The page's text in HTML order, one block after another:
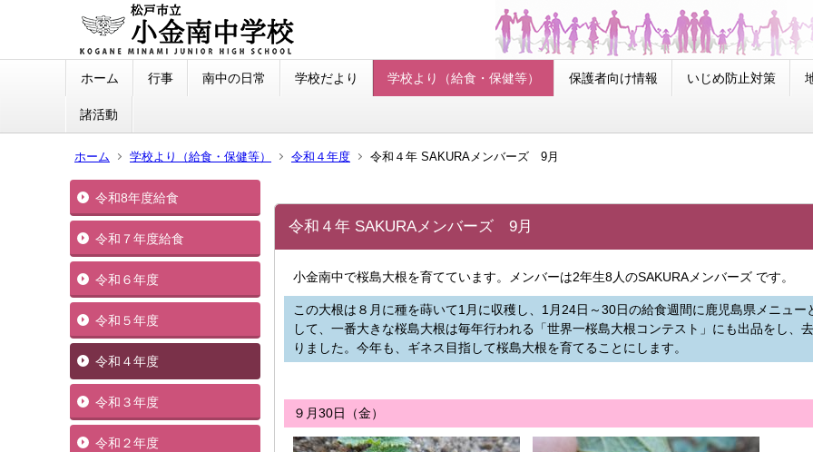
ホーム 行事 南中の日常 学校だより 学校より（給食・保健等） 保護者向け情報 いじめ防止対策
諸活動
ホーム 学校より（給食・保健等） 令和４年度 令和４年 SAKURAメンバーズ 9月
令和8年度給食
令和７年度給食
令和６年度
令和５年度
令和４年度
令和３年度
令和２年度
令和４年 SAKURAメンバーズ 9月
小金南中で桜島大根を育てています。メンバーは2年生8人のSAKURAメンバーズ です。
この大根は８月に種を蒔いて1月に収穫し、1月24日～30日の給食週間に鹿児島県メニュ
して、一番大きな桜島大根は毎年行われる「世界一桜島大根コンテスト」にも出品をし
りました。今年も、ギネス目指して桜島大根を育てることにします。
９月30日（金）